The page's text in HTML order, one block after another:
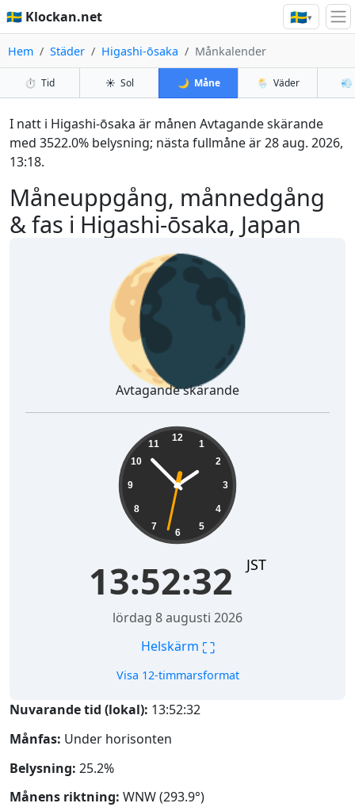
🇸🇪 Klockan.net 🇸🇪▾
Hem Städer Higashi-ōsaka Månkalender
⏱️ Tid ☀️ Sol 🌙 Måne 🌦️ Väder 💨
Måneuppgång, månnedgång
& fas i Higashi-ōsaka, Japan
I natt i Higashi-ōsaka är månen Avtagande skärande
med 3522.0% belysning; nästa fullmåne är 28 aug. 2026,
13:18.
🌘
Avtagande skärande
12
1
2
3
4
5
6
7
8
9
10
11
13:52:33 JST
lördag 8 augusti 2026
Helskärm ⛶
Visa 12-timmarsformat
Nuvarande tid (lokal): 13:52:33
Månfas: Under horisonten
Belysning: 25.2%
Månens riktning: WNW (293.9°)